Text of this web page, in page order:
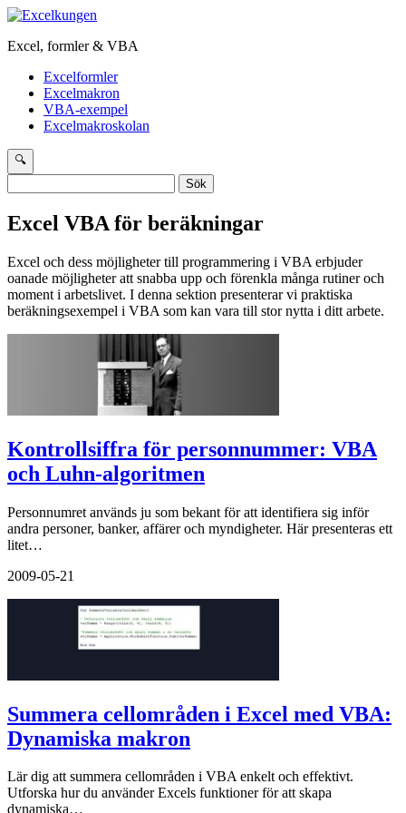
Excel, formler & VBA
Excelformler
Excelmakron
VBA-exempel
Excelmakroskolan
🔍
efter:
Excel VBA för beräkningar
Excel och dess möjligheter till programmering i VBA erbjuder
oanade möjligheter att snabba upp och förenkla många rutiner och
moment i arbetslivet. I denna sektion presenterar vi praktiska
beräkningsexempel i VBA som kan vara till stor nytta i ditt arbete.
Kontrollsiffra för personnummer: VBA
och Luhn-algoritmen
Personnumret används ju som bekant för att identifiera sig inför
andra personer, banker, affärer och myndigheter. Här presenteras ett
litet…
2009-05-21
Summera cellområden i Excel med VBA:
Dynamiska makron
Lär dig att summera cellområden i VBA enkelt och effektivt.
Utforska hur du använder Excels funktioner för att skapa
dynamiska…